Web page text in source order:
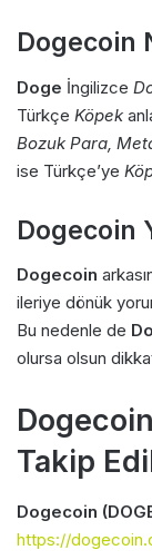
Dogecoin
Doge İngilizce
Türkçe Köpek
Bozuk Para,
ise Türkçe’ye
Dogecoin
Dogecoin
ileriye dönük
Bu nedenle de
olursa olsun
Takip
Dogecoin
https://